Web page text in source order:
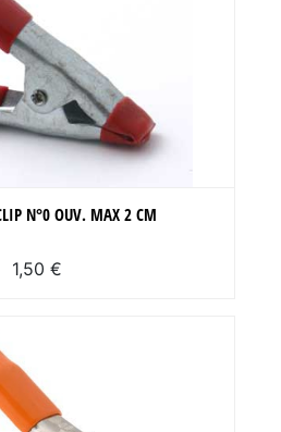
N°0 OUV. MAX 2 CM
1,50 €